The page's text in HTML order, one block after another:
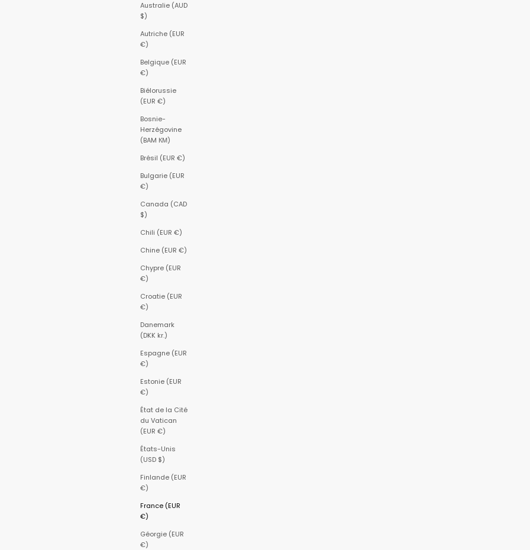
Australie (AUD
$)
Autriche (EUR
€)
Belgique (EUR
€)
Biélorussie
(EUR €)
Bosnie-
Herzégovine
(BAM КМ)
Brésil (EUR €)
Bulgarie (EUR
€)
Canada (CAD
$)
Chili (EUR €)
Chine (EUR €)
Chypre (EUR
€)
Croatie (EUR
€)
Danemark
(DKK kr.)
Espagne (EUR
€)
Estonie (EUR
€)
État de la Cité
du Vatican
(EUR €)
États-Unis
(USD $)
Finlande (EUR
€)
France (EUR
€)
Géorgie (EUR
€)